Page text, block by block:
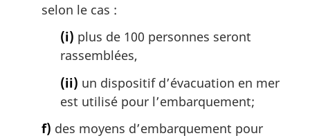
selon le cas :
(i) plus de 100 personnes seront
rassemblées,
(ii) un dispositif d’évacuation en mer
est utilisé pour l’embarquement;
f) des moyens d’embarquement pour